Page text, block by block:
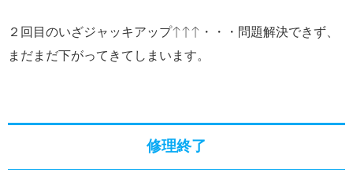
２回目のいざジャッキアップ↑↑↑・・・問題解決できず、
まだまだ下がってきてしまいます。
修理終了